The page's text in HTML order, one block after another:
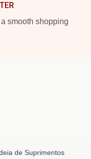
smooth shopping
de Suprimentos